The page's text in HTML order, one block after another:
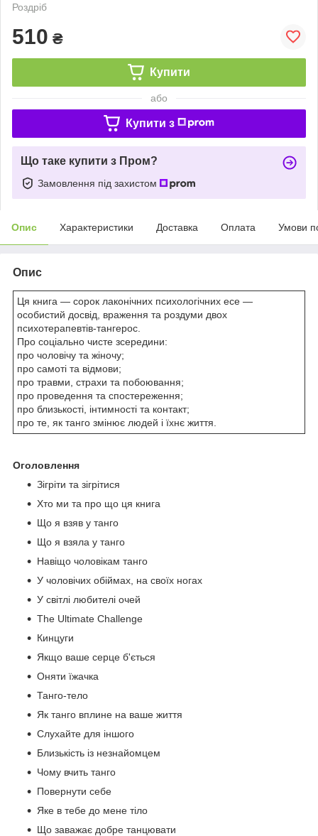
Роздріб
510 ₴
Купити
або
Купити з
Що таке купити з Пром?
Замовлення під захистом
Опис Характеристики Доставка Оплата Умови
Опис
Ця книга — сорок лаконічних психологічних есе —
особистий досвід, враження та роздуми двох
психотерапевтів-тангерос.
Про соціально чисте зсередини:
про чоловічу та жіночу;
про самоті та відмови;
про травми, страхи та побоювання;
про проведення та спостереження;
про близькості, інтимності та контакт;
про те, як танго змінює людей і їхнє життя.
Оголовлення
Зігріти та зігрітися
Хто ми та про що ця книга
Що я взяв у танго
Що я взяла у танго
Навіщо чоловікам танго
У чоловічих обіймах, на своїх ногах
У світлі любителі очей
The Ultimate Challenge
Кинцуги
Якщо ваше серце б'ється
Оняти їжачка
Танго-тело
Як танго вплине на ваше життя
Слухайте для іншого
Близькість із незнайомцем
Чому вчить танго
Повернути себе
Яке в тебе до мене тіло
Що заважає добре танцювати